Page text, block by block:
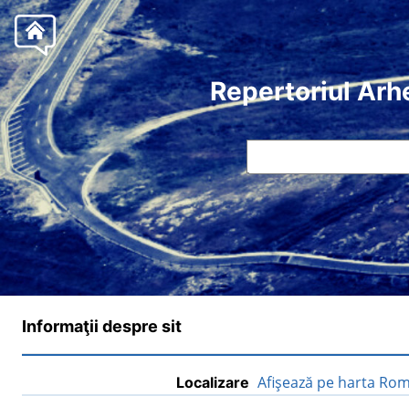
Repertoriul
Informaţii despre sit
Localizare Afişează pe harta